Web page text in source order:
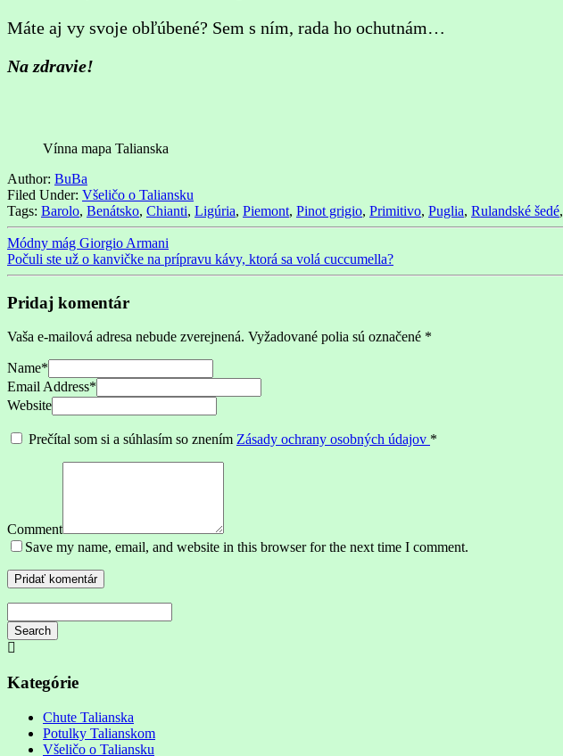
Máte aj vy svoje obľúbené? Sem s ním, rada ho ochutnám…
Na zdravie!
Vínna mapa Talianska
Author: BuBa
Filed Under: Všeličo o Taliansku
Tags: Barolo, Benátsko, Chianti, Ligúria, Piemont, Pinot grigio, Primitivo, Puglia, Rulandské šedé,
Módny mág Giorgio Armani
Počuli ste už o kanvičke na prípravu kávy, ktorá sa volá cuccumella?
Pridaj komentár
Vaša e-mailová adresa nebude zverejnená. Vyžadované polia sú označené *
Name*
Email Address*
Website
Prečítal som si a súhlasím so znením Zásady ochrany osobných údajov *
Comment
Save my name, email, and website in this browser for the next time I comment.
Search
in
progress
Kategórie
Chute Talianska
Potulky Talianskom
Všeličo o Taliansku